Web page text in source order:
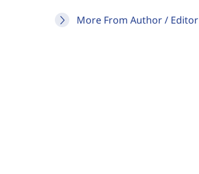
More From Author / Editor